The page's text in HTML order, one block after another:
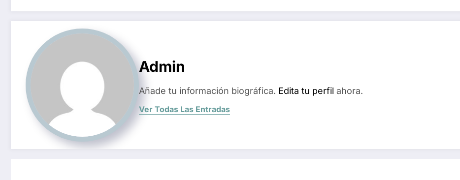
Admin
Añade tu información biográfica. Edita tu perfil ahora.
Ver Todas Las Entradas